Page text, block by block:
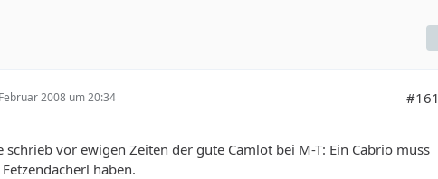
2008 um 20:34 #161
schrieb vor ewigen Zeiten der gute Camlot bei M-T: Ein Cabrio muss
haben.